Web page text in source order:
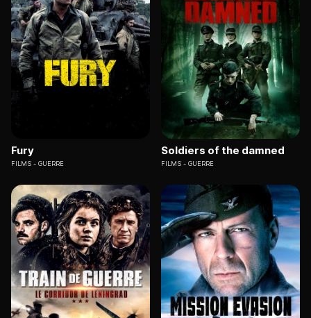
Fury
FILMS GUERRE
Soldiers of the damned
FILMS GUERRE